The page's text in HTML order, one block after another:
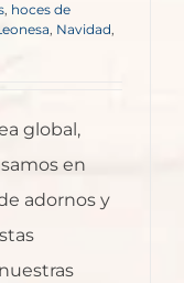
, hoces de
, Navidad,
global,
en
adornos y